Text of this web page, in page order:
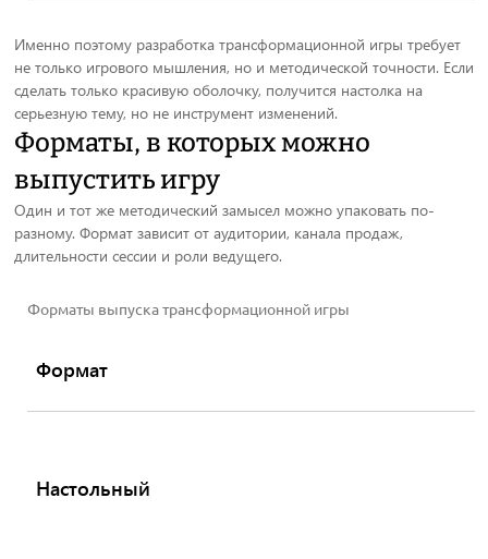
Именно поэтому разработка трансформационной игры требует
не только игрового мышления, но и методической точности. Если
сделать только красивую оболочку, получится настолка на
серьезную тему, но не инструмент изменений.
Форматы, в которых можно
выпустить игру
Один и тот же методический замысел можно упаковать по-
разному. Формат зависит от аудитории, канала продаж,
длительности сессии и роли ведущего.
Форматы выпуска трансформационной игры
Формат
Настольный